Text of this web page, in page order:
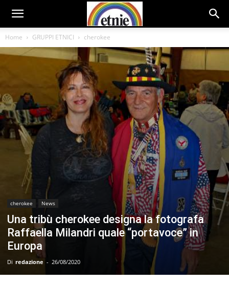
Home GRUPPI ETNICI cherokee
cherokee News
Una tribù cherokee designa la fotografa
Raffaella Milandri quale “portavoce” in
Europa
Di redazione - 26/08/2020